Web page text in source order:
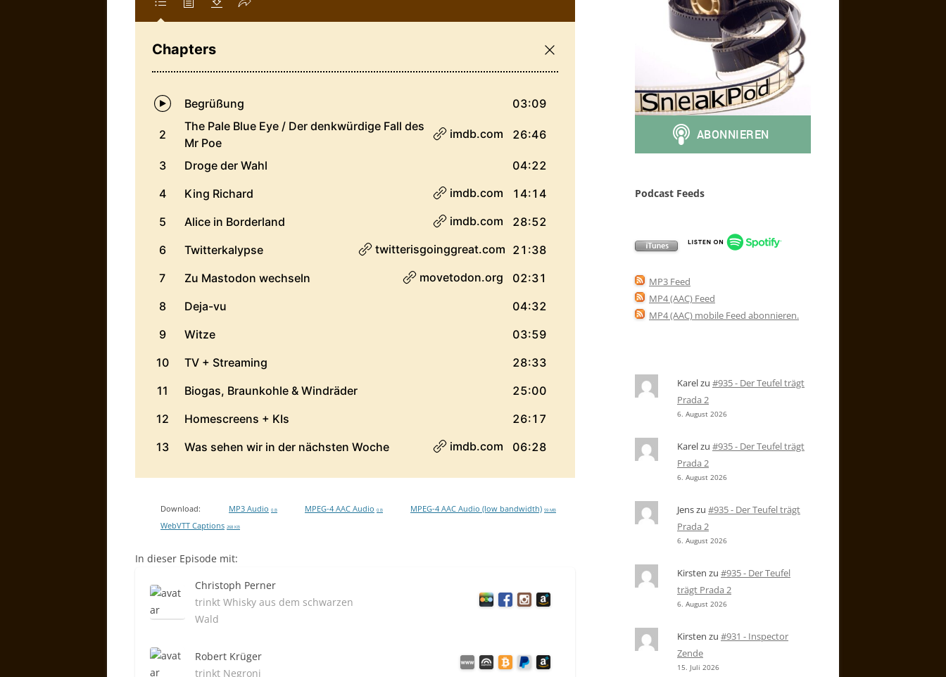
Download: MP3 Audio 0 B MPEG-4 AAC Audio 0 B MPEG-4 AAC Audio (low bandwidth) 59 MB
WebVTT Captions 268 KB
In dieser Episode mit:
Christoph Perner
trinkt Whisky aus dem schwarzen
Wald
Robert Krüger
trinkt Negroni
Podcast Feeds
MP3 Feed
MP4 (AAC) Feed
MP4 (AAC) mobile Feed abonnieren.
Karelzu #935 - Der Teufel trägt
Prada 2
6. August 2026
Karelzu #935 - Der Teufel trägt
Prada 2
6. August 2026
Jenszu #935 - Der Teufel trägt
Prada 2
6. August 2026
Kirsten zu #935 - Der Teufel
trägt Prada 2
6. August 2026
Kirsten zu #931 - Inspector
Zende
15. Juli 2026